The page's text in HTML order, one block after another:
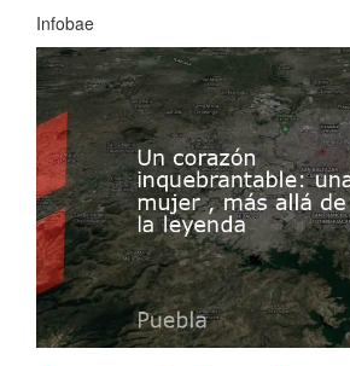
Infobae